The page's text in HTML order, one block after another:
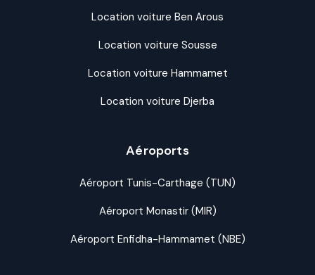
Location voiture Ben Arous
Location voiture Sousse
Location voiture Hammamet
Location voiture Djerba
Aéroports
Aéroport Tunis-Carthage (TUN)
Aéroport Monastir (MIR)
Aéroport Enfidha-Hammamet (NBE)